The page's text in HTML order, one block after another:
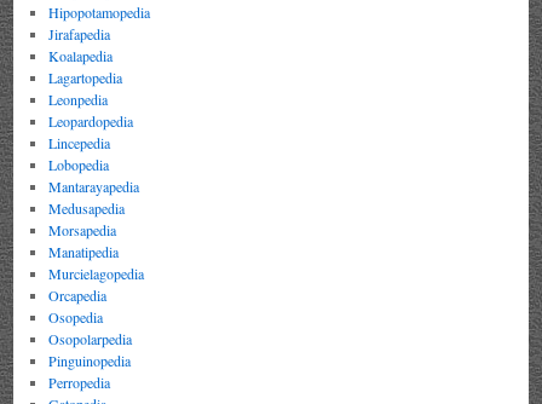
Hipopotamopedia
Jirafapedia
Koalapedia
Lagartopedia
Leonpedia
Leopardopedia
Lincepedia
Lobopedia
Mantarayapedia
Medusapedia
Morsapedia
Manatipedia
Murcielagopedia
Orcapedia
Osopedia
Osopolarpedia
Pinguinopedia
Perropedia